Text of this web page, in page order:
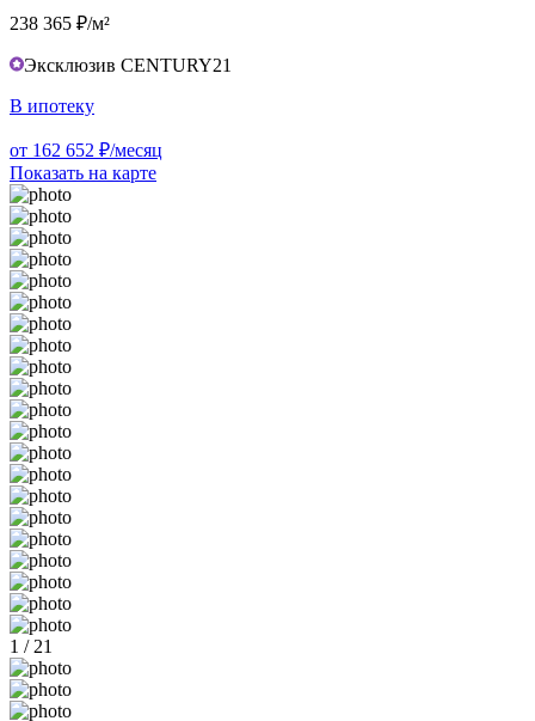
238 365 ₽/м²
Эксклюзив CENTURY21
В ипотеку
от 162 652 ₽/месяц
Показать на карте
1 / 21